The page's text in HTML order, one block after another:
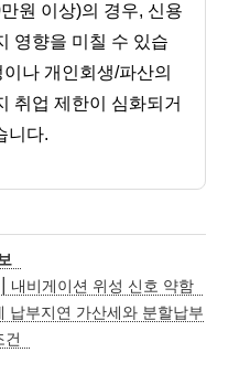
원 이상)의 경우, 신용
영향을 미칠 수 있습
나 개인회생/파산의
취업 제한이 심화되거
니다.
내비게이션 위성 신호 약함
납부지연 가산세와 분할납부
건